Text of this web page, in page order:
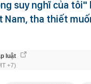
suy nghĩ của tôi"
Nam, tha thiết
luật
+7)